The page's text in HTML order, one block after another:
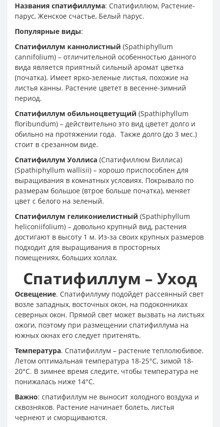
Названия спатифиллума: Спатифиллюм, Растение-
парус, Женское счастье, Белый парус.
Популярные виды:
Спатифиллум каннолистный (Spathiphyllum
cannifolium) – отличительной особенностью данного
вида является приятный сильный аромат цветка
(початка). Имеет ярко-зеленые листья, похожие на
листья канны. Растение цветет в весенне-зимний
период.
Спатифиллум обильноцветущий (Spathiphyllum
floribundum) – действительно это вид цветет долго и
обильно на протяжении года. Также долго (до 3 мес.)
стоит в срезанном виде.
Спатифиллум Уоллиса (Спатифиллюм Виллиса)
(Spathiphyllum wallisii) – хорошо приспособлен для
выращивания в комнатных условиях. Покрывало по
размерам большое (втрое больше початка), меняет
цвет с белого на зеленый.
Спатифиллум геликониелистный (Spathiphyllum
heliconiifolium) – довольно крупный вид, растения
достигают в высоту 1 м. Из-за своих крупных размеров
подходит для выращивания в просторных
помещениях, больших холлах.
Спатифиллум – Уход
Освещение. Спатифиллуму подойдет рассеянный свет
возле западных, восточных окон, на подоконниках
северных окон. Прямой свет может вызвать на листьях
ожоги, поэтому при размещении спатифиллума на
южных окнах его следует притенять.
Температура. Спатифиллум – растение теплолюбивое.
Летом оптимальная температура 18-25°С, зимой 18-
20°С. В зимнее время следите, чтобы температура не
понижалась ниже 14°С.
Важно: спатифиллум не выносит холодного воздуха и
сквозняков. Растение начинает болеть, листья
чернеют и сморщиваются.